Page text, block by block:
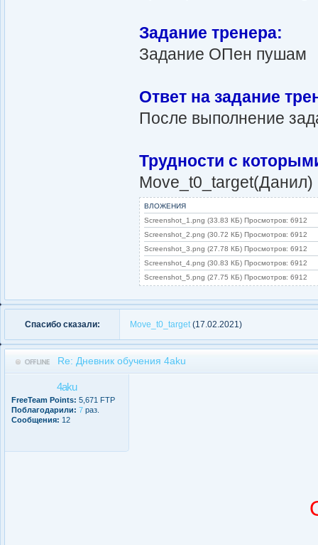
Задание тренера:
Задание ОПен пушам
Ответ на задание
После выполнение
Трудности с
Move_t0_target(Данил)
ВЛОЖЕНИЯ
Screenshot_1.png (33.83 КБ) Просмотров: 6912
Screenshot_2.png (30.72 КБ) Просмотров: 6912
Screenshot_3.png (27.78 КБ) Просмотров: 6912
Screenshot_4.png (30.83 КБ) Просмотров: 6912
Screenshot_5.png (27.75 КБ) Просмотров: 6912
Спасибо сказали: Move_t0_target (17.02.2021)
Re: Дневник обучения 4aku
4aku
FreeTeam Points: 5,671 FTP
Поблагодарили: 7 раз.
Сообщения: 12